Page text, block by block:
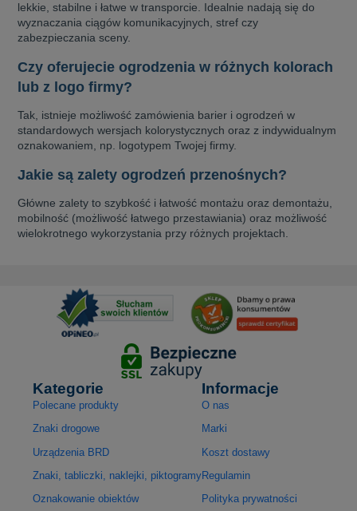
lekkie, stabilne i łatwe w transporcie. Idealnie nadają się do
wyznaczania ciągów komunikacyjnych, stref czy
zabezpieczania sceny.
Czy oferujecie ogrodzenia w różnych kolorach
lub z logo firmy?
Tak, istnieje możliwość zamówienia barier i ogrodzeń w
standardowych wersjach kolorystycznych oraz z indywidualnym
oznakowaniem, np. logotypem Twojej firmy.
Jakie są zalety ogrodzeń przenośnych?
Główne zalety to szybkość i łatwość montażu oraz demontażu,
mobilność (możliwość łatwego przestawiania) oraz możliwość
wielokrotnego wykorzystania przy różnych projektach.
Kategorie
Polecane produkty
Znaki drogowe
Urządzenia BRD
Znaki, tabliczki, naklejki, piktogramy
Oznakowanie obiektów
Informacje
O nas
Marki
Koszt dostawy
Regulamin
Polityka prywatności